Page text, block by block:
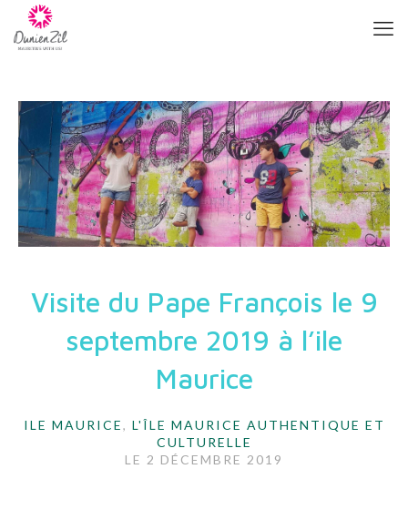
Visite du Pape François le 9
septembre 2019 à l’ile
Maurice
ILE MAURICE, L'ÎLE MAURICE AUTHENTIQUE ET
CULTURELLE
LE 2 DÉCEMBRE 2019